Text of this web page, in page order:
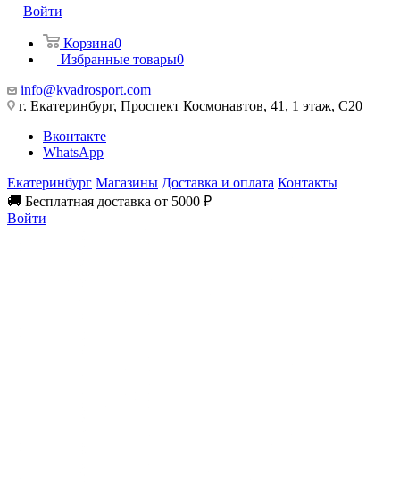
Войти
Корзина0
Избранные товары0
info@kvadrosport.com
г. Екатеринбург, Проспект Космонавтов, 41, 1 этаж, С20
Вконтакте
WhatsApp
Екатеринбург Магазины Доставка и оплата Контакты
🚚 Бесплатная доставка от 5000 ₽
Войти